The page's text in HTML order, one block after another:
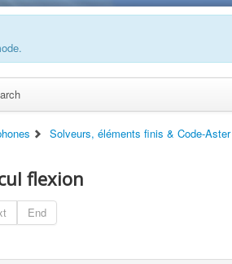
Solveurs, éléments finis & Code-Aster
flexion
End